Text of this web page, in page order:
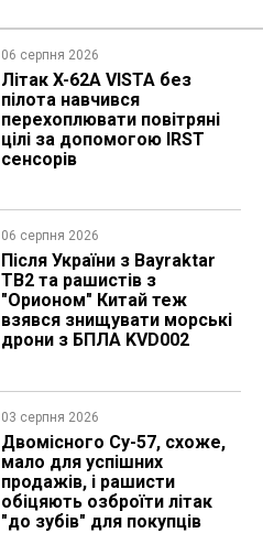
06 серпня 2026
Літак X-62A VISTA без
пілота навчився
перехоплювати повітряні
цілі за допомогою IRST
сенсорів
06 серпня 2026
Після України з Bayraktar
TB2 та рашистів з
"Орионом" Китай теж
взявся знищувати морські
дрони з БПЛА KVD002
03 серпня 2026
Двомісного Су-57, схоже,
мало для успішних
продажів, і рашисти
обіцяють озброїти літак
"до зубів" для покупців